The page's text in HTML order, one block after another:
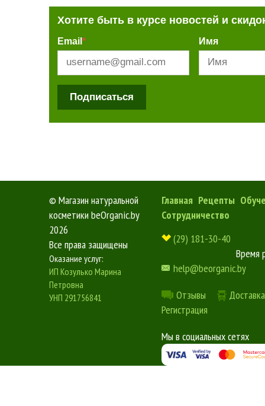
Хотите быть в курсе новостей и
Email * Имя
Подписаться
© Магазин натуральной
косметики beOrganic.by
2026
Все права защищены
Оказание услуг:
ИП Козулько Марина
Петровна
УНП 291756841
Главная Рецепты
Сотрудничество
(29) 181-30-40
Время
help@beorganic.by
Отзывы
Регистрация
Мы в социальных сетях